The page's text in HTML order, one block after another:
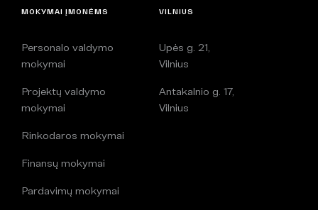
MOKYMAI ĮMONĖMS
Personalo valdymo
mokymai
Projektų valdymo
mokymai
Rinkodaros mokymai
Finansų mokymai
Pardavimų mokymai
VILNIUS
Upės g. 21,
Vilnius
Antakalnio g. 17,
Vilnius